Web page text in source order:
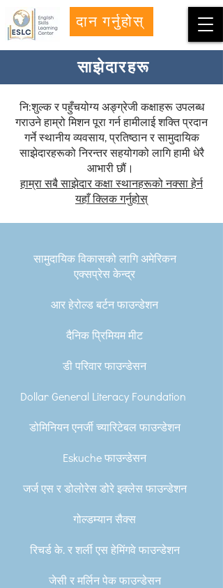
दान गर्नुहोस्
साझेदारहरू
नि:शुल्क र पहुँचयोग्य अङ्ग्रेजी कक्षाहरू उपलब्ध
गराउने हाम्रो मिशन पूरा गर्न हामीलाई शक्ति प्रदान
गर्ने स्थानीय व्यवसाय, प्रतिष्ठान र सामुदायिक
साझेदारहरूको निरन्तर सहयोगको लागि हामी धेरै
आभारी छौं।
हाम्रा सबै साझेदार कक्षा स्थानहरूको नक्सा हेर्न
यहाँ क्लिक गर्नुहोस्
सामुदायिक विकासको लागि अमेरिकन
एक्सप्रेस केन्द्र
आर हेरोल्ड बर्टन फाउन्डेशन
दैनिक प्रिमियम मीट
डी परिवार फाउन्डेसन
Dollar General Literacy Foundation
डोमिनियन एनर्जी च्यारिटेबल फाउन्डेशन
Eskuche फाउन्डेसन
जर्ज एस र डोलोरेस डोरे इक्लेस फाउन्डेशन
गोल्डम्यान सैक्स
रिचर्ड के. र शर्ली एस हेमिंगवे फाउन्डेशन
जेसी र मर्लिन पेक फाउन्डेसन